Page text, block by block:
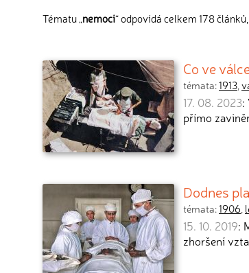
Tématu „nemoci“ odpovídá celkem 178
Co ve
témata:1913,
17. 08. 2023:
přímo
Dodnes
témata:1906,
15. 10. 2019:
zhoršení